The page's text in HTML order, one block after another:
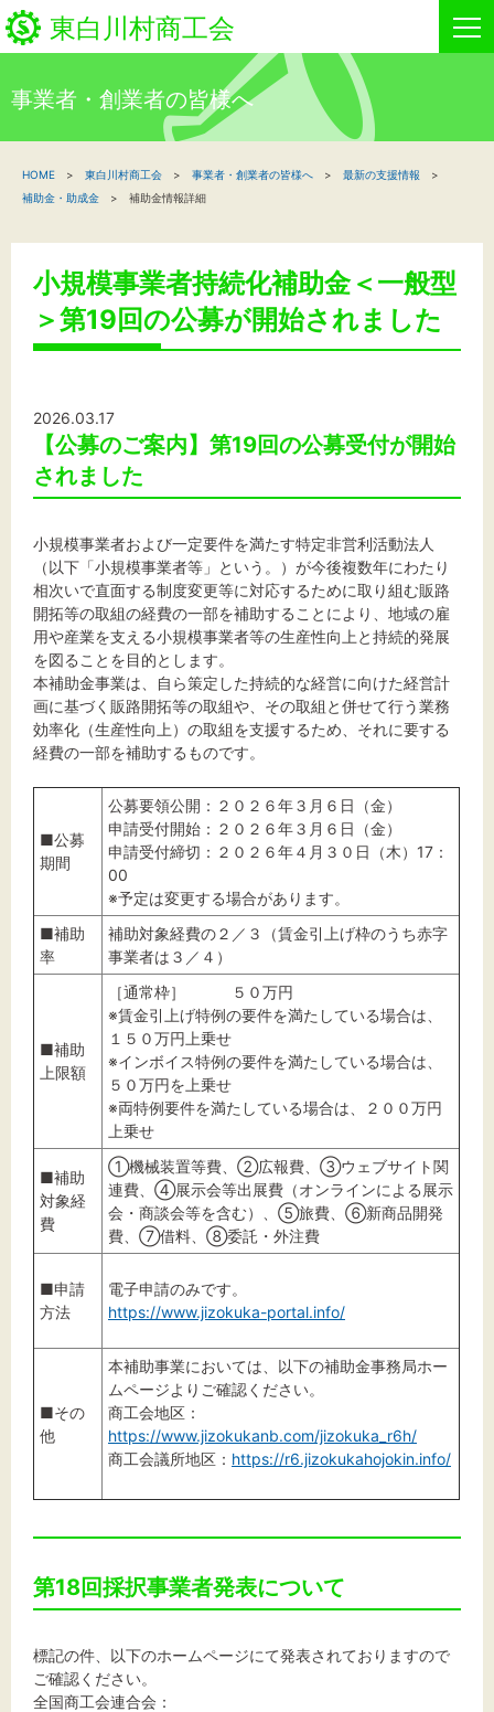
東白川村商工会
新着情報
関係機関の方へ
東白川村商工会について
標準 拡大
背景色
黒 白 黄
事業者・創業者の皆様へ
HOME 東白川村商工会 事業者・創業者の皆様へ
最新の支援情報
補助金・助成金
補助金情報詳細
小規模事業者持続化補助金＜一般型
＞第19回の公募が開始されました
2026.03.17
【公募のご案内】第19回の公募受付が開始
されました
小規模事業者および一定要件を満たす特定非営利活動法人
（以下「小規模事業者等」という。）が今後複数年にわたり
相次いで直面する制度変更等に対応するために取り組む販路
開拓等の取組の経費の一部を補助することにより、地域の雇
用や産業を支える小規模事業者等の生産性向上と持続的発展
を図ることを目的とします。
本補助金事業は、自ら策定した持続的な経営に向けた経営計
画に基づく販路開拓等の取組や、その取組と併せて行う業務
効率化（生産性向上）の取組を支援するため、それに要する
経費の一部を補助するものです。
■公募
期間
公募要領公開：２０２６年３月６日（金）
申請受付開始：２０２６年３月６日（金）
申請受付締切：２０２６年４月３０日（木）17：
00
※予定は変更する場合があります。
■補助
率
補助対象経費の２／３（賃金引上げ枠のうち赤字
事業者は３／４）
■補助
上限額
［通常枠］ ５０万円
※賃金引上げ特例の要件を満たしている場合は、
１５０万円上乗せ
※インボイス特例の要件を満たしている場合は、
５０万円を上乗せ
※両特例要件を満たしている場合は、２００万円
上乗せ
■補助
対象経
費
①機械装置等費、②広報費、③ウェブサイト関
連費、④展示会等出展費（オンラインによる展示
会・商談会等を含む）、⑤旅費、⑥新商品開発
費、⑦借料、⑧委託・外注費
■申請
方法
電子申請のみです。
https://www.jizokuka-portal.info/
■その
他
本補助事業においては、以下の補助金事務局ホー
ムページよりご確認ください。
商工会地区：
https://www.jizokukanb.com/jizokuka_r6h/
商工会議所地区： https://r6.jizokukahojokin.info/
第18回採択事業者発表について
標記の件、以下のホームページにて発表されておりますので
ご確認ください。
全国商工会連合会：